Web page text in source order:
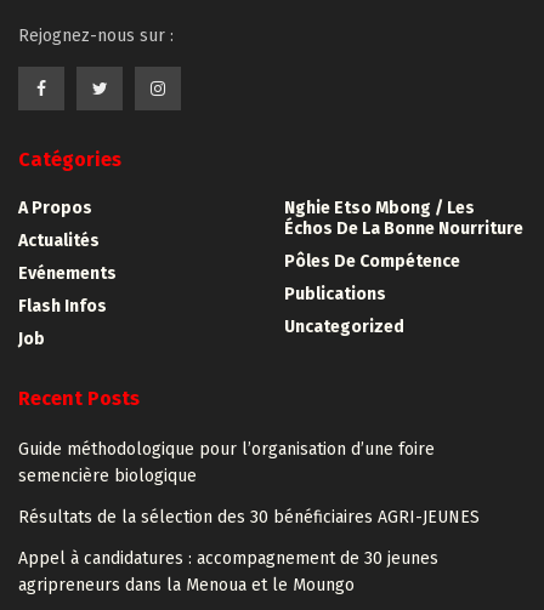
Rejognez-nous sur :
Catégories
A Propos
Actualités
Evénements
Flash Infos
Job
Nghie Etso Mbong / Les
Échos De La Bonne Nourriture
Pôles De Compétence
Publications
Uncategorized
Recent Posts
Guide méthodologique pour l’organisation d’une foire
semencière biologique
Résultats de la sélection des 30 bénéficiaires AGRI-JEUNES
Appel à candidatures : accompagnement de 30 jeunes
agripreneurs dans la Menoua et le Moungo